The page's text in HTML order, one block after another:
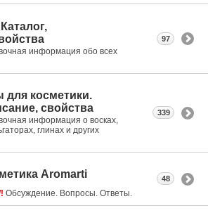
информация обо всех
97
для косметики.
свойства
информация о восках,
глинах и других
339
Aromarti
Обсуждение. Вопросы. Ответы.
48